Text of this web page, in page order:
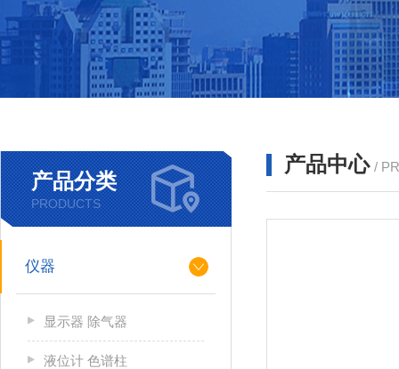
产品分类
PRODUCTS
仪器
显示器 除气器
液位计 色谱柱
产品中心 /